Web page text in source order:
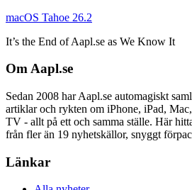
macOS Tahoe 26.2
It’s the End of Aapl.se as We Know It
Om Aapl.se
Sedan 2008 har Aapl.se automagiskt
artiklar och rykten om iPhone, iPad,
TV - allt på ett och samma ställe. Här
från fler än 19 nyhetskällor, snyggt
Länkar